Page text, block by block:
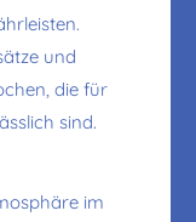
und
die für
sind.
im